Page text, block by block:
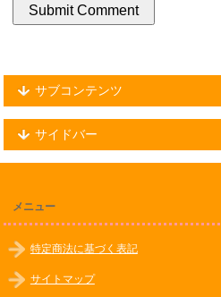
サブコンテンツ
サイドバー
メニュー
特定商法に基づく表記
サイトマップ